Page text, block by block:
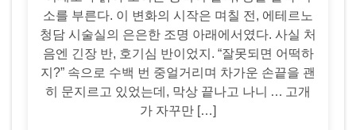
소를 부른다. 이 변화의 시작은 며칠 전, 에테르노
청담 시술실의 은은한 조명 아래에서였다. 사실 처
음엔 긴장 반, 호기심 반이었지. “잘못되면 어떡하
지?” 속으로 수백 번 중얼거리며 차가운 손끝을 괜
히 문지르고 있었는데, 막상 끝나고 나니 … 고개
가 자꾸만 […]